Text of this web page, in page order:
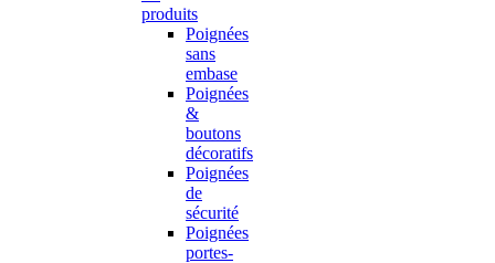
produits
Poignées
sans
embase
Poignées
&
boutons
décoratifs
Poignées
de
sécurité
Poignées
portes-